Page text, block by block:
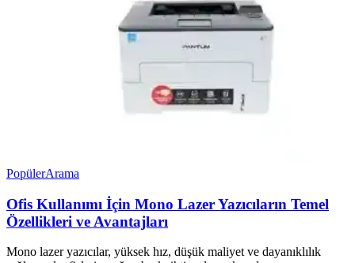
PopülerArama
Ofis Kullanımı İçin Mono Lazer Yazıcıların Temel
Özellikleri ve Avantajları
Mono lazer yazıcılar, yüksek hız, düşük maliyet ve dayanıklılık